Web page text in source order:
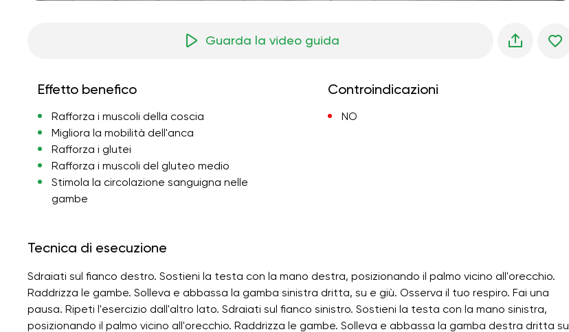
Guarda la video guida
Effetto benefico
Rafforza i muscoli della coscia
Migliora la mobilità dell'anca
Rafforza i glutei
Rafforza i muscoli del gluteo medio
Stimola la circolazione sanguigna nelle
gambe
Controindicazioni
NO
Tecnica di esecuzione
Sdraiati sul fianco destro. Sostieni la testa con la mano destra, posizionando il palmo vicino all'orecchio.
Raddrizza le gambe. Solleva e abbassa la gamba sinistra dritta, su e giù. Osserva il tuo respiro. Fai una
pausa. Ripeti l'esercizio dall'altro lato. Sdraiati sul fianco sinistro. Sostieni la testa con la mano sinistra,
posizionando il palmo vicino all'orecchio. Raddrizza le gambe. Solleva e abbassa la gamba destra dritta su